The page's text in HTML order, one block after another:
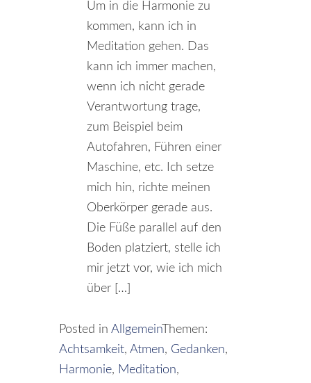
Um in die Harmonie zu
kommen, kann ich in
Meditation gehen. Das
kann ich immer machen,
wenn ich nicht gerade
Verantwortung trage,
zum Beispiel beim
Autofahren, Führen einer
Maschine, etc. Ich setze
mich hin, richte meinen
Oberkörper gerade aus.
Die Füße parallel auf den
Boden platziert, stelle ich
mir jetzt vor, wie ich mich
über […]
Posted in AllgemeinThemen:
Achtsamkeit, Atmen, Gedanken,
Harmonie, Meditation,